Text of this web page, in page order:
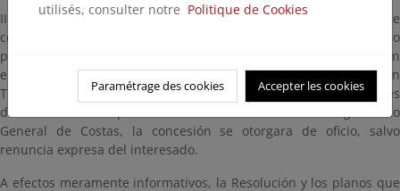
III) Otorgar el plazo de un (1) año para solicitar la correspondiente
concesión a aquellos titulares de terrenos incluidos en el dominio
público marítimo-terrestre, que pudieran acreditar su inclusión
en alguno de los supuestos contemplados en la Disposición
Transitoria Primera de la Ley de Costas. En el caso, de los titulares
de terrenos a los que se refiere el artículo 27.2 del Reglamento
General de Costas, la concesión se otorgara de oficio, salvo
renuncia expresa del interesado.
A efectos meramente informativos, la Resolución y los planos que
utilisés, consulter notre Politique de Cookies
Paramétrage des cookies Accepter les cookies